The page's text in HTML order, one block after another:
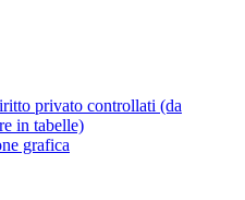
privato controllati (da
in tabelle)
grafica